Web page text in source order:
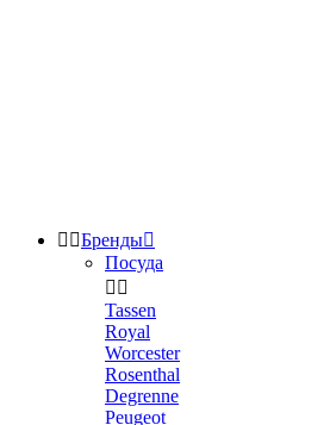
 Бренды
Посуда
 
Tassen
Royal
Worcester
Rosenthal
Degrenne
Peugeot